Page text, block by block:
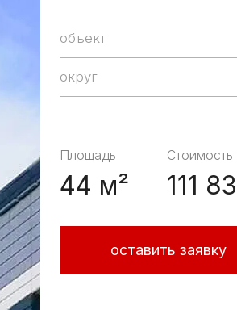
объект
округ
Площадь
44 м²
Стоимость
111
оставить заявку